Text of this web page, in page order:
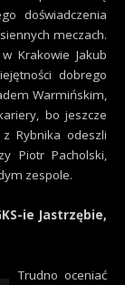
doświadczenia
meczach.
Krakowie Jakub
dobrego
Warmińskim,
bo jeszcze
Rybnika odeszli
Piotr Pacholski,
zespole.
ie Jastrzębie,
Trudno oceniać